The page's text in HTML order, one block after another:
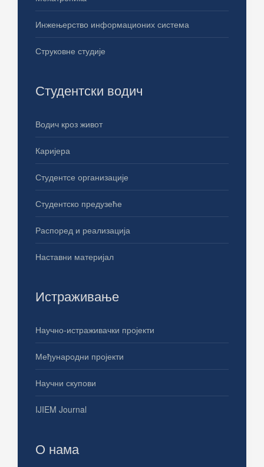
Инжењерство информационих система
Струковне студије
Студентски водич
Водич кроз живот
Каријера
Студентсе организације
Студентско предузеће
Распоред и реализација
Наставни материјал
Истраживање
Научно-истраживачки пројекти
Међународни пројекти
Научни скупови
IJIEM Journal
О нама